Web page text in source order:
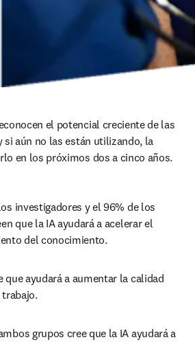
el potencial creciente de las
si aún no las están utilizando, la
en los próximos dos a cinco años.
investigadores y el 96% de los
que la IA ayudará a acelerar el
del conocimiento.
que ayudará a aumentar la calidad
grupos cree que la IA ayudará a